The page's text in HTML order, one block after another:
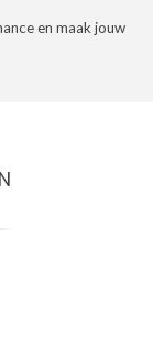
en maak jouw